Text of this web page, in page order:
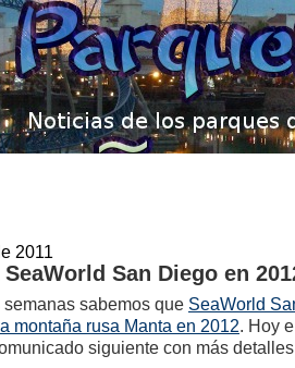
2011
San Diego en
sabemos que SeaWorld
montaña rusa Manta en 2012. Hoy
siguiente con más